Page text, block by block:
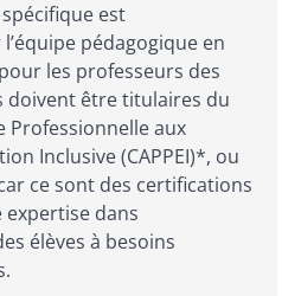
est
pédagogique en
les professeurs des
doivent être titulaires du
Professionnelle aux
Inclusive (CAPPEI)*, ou
car ce sont des certifications
dans
élèves à besoins